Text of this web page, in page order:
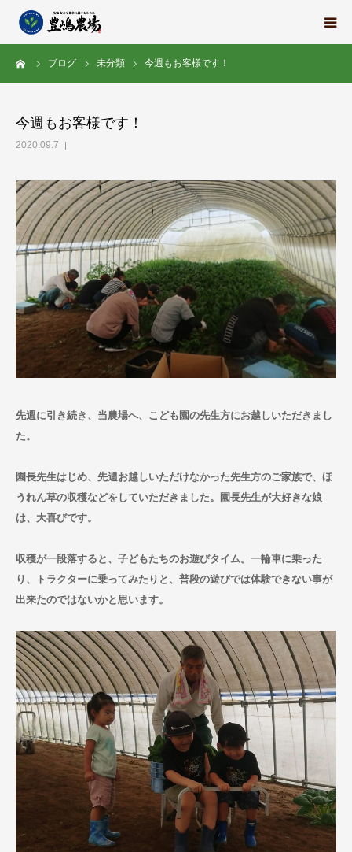
ブログ 未分類 今週もお客様です！
今週もお客様です！
2020.09.7
先週に引き続き、当農場へ、こども園の先生方にお越しいただきまし
た。
園長先生はじめ、先週お越しいただけなかった先生方のご家族で、ほ
うれん草の収穫などをしていただきました。園長先生が大好きな娘
は、大喜びです。
収穫が一段落すると、子どもたちのお遊びタイム。一輪車に乗った
り、トラクターに乗ってみたりと、普段の遊びでは体験できない事が
出来たのではないかと思います。
豊嶋農場の想い
スタッフ紹介
求人情報
会社概要
ブログ
お問い合わせ